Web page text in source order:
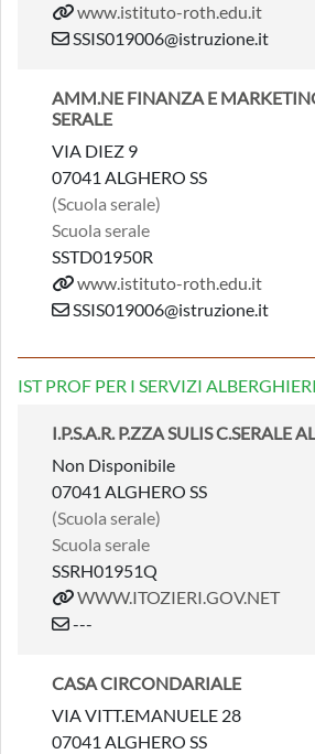
www.istituto-roth.edu.it
SSIS019006@istruzione.it
AMM.NE FINANZA E
SERALE
VIA DIEZ 9
07041 ALGHERO SS
(Scuola serale)
Scuola serale
SSTD01950R
www.istituto-roth.edu.it
SSIS019006@istruzione.it
IST PROF PER I SERVIZI
I.P.S.A.R. P.ZZA SULIS C.SERALE
Non Disponibile
07041 ALGHERO SS
(Scuola serale)
Scuola serale
SSRH01951Q
WWW.ITOZIERI.GOV.NET
---
CASA CIRCONDARIALE
VIA VITT.EMANUELE 28
07041 ALGHERO SS